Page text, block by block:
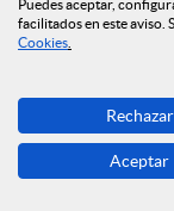
En cuanto a la
oficinas
Y hay una
está para venir”.
Puedes aceptar,
facilitados en este aviso.
Cookies
Rechazar
Aceptar